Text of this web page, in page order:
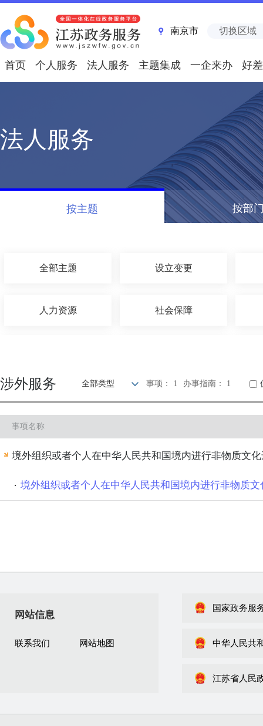
南京市 切换区域
首页 个人服务 法人服务 主题集成 一企来办 好
法人服务
按主题 按部
全部主题 设立变更
人力资源 社会保障
民族宗教 质量技术
公用事业 法人注销
涉外服务 全部类型 事项： 1 办事指南： 1
事项名称
境外组织或者个人在中华人民共和国境内进行非物质文
境外组织或者个人在中华人民共和国境内进行非物质
网站信息
联系我们 网站地图
国家政务服
中华人民共
江苏省人民